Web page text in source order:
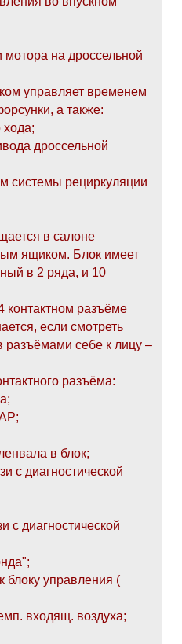
мотора на дроссельной
управляет временем
а также:
хода;
дроссельной
системы рециркуляции
в салоне
ящиком. Блок имеет
в 2 ряда, и 10
контактном разъёме
если смотреть
разъёмами себе к лицу –
разъёма:
в блок;
с диагностической
с диагностической
блоку управления (
входящ. воздуха;